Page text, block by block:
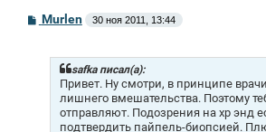
СMurlen 30 ноя 2011, 13:44
safka писал(а):
Привет. Ну смотри, в принципе
лишнего вмешательства. Поэтому
отправляют. Подозрения на хр энд
подтвердить пайпель-биопсией.